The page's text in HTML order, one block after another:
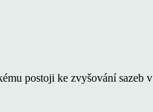
postoji ke zvyšování sazeb